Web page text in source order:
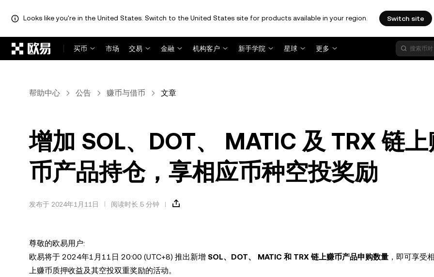
Looks like you're in the United States. Switch to the United States site for products available in your region. Switch site
买币
市场 交易 金融 机构客户 新手学院 星球 更多
帮助中心 公告 赚币与借币 文章
增加 SOL、DOT、 MATIC 及 TRX 链
币产品持仓，享相应币种空投奖励
发布于 2024年1月11日 阅读时长 5 分钟
尊敬的欧易用户:
欧易将于 2024年1月11日 20:00 (UTC+8) 推出新增 SOL、DOT、 MATIC 和 TRX 链上赚币产品申购数量 ，即可享受
上赚币质押收益及其空投双重奖励的活动。